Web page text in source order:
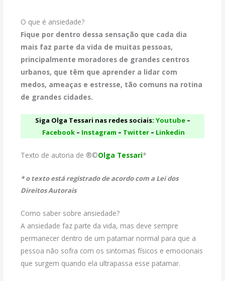
O que é ansiedade?
Fique por dentro dessa sensação que cada dia
mais faz parte da vida de muitas pessoas,
principalmente moradores de grandes centros
urbanos, que têm que aprender a lidar com
medos, ameaças e estresse, tão comuns na rotina
de grandes cidades.
Siga Olga Tessari nas redes sociais: Youtube–
Facebook– Instagram – Twitter– Linkedin
Texto de autoria de ®©Olga Tessari*
* o texto está registrado de acordo com a Lei dos
Direitos Autorais
Como saber sobre ansiedade?
A ansiedade faz parte da vida, mas deve sempre
permanecer dentro de um patamar normal para que a
pessoa não sofra com os sintomas físicos e emocionais
que surgem quando ela ultrapassa esse patamar.